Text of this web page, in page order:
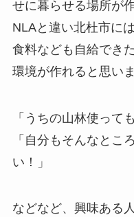
せに暮らせる場所が
NLAと違い北杜市に
食料なども自給でき
環境が作れると思いま
「うちの山林使って
「自分もそんなとこ
い！」
などなど、興味ある